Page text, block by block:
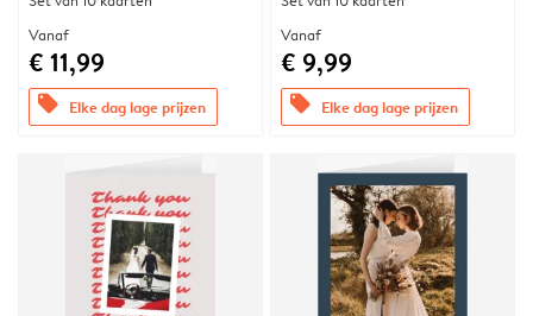
Vanaf
€ 11,99
offers Elke dag lage prijzen
Vanaf
€ 9,99
offers Elke dag lage prijzen